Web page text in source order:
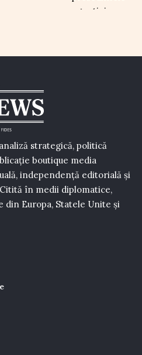
strategică, politică
boutique media
independență editorială și
în medii diplomatice,
din Europa, Statele Unite și